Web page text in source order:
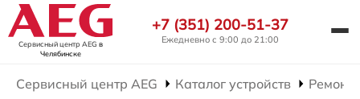
Сервисный центр AEG в
Челябинске
+7 (351) 200-51-37
Ежедневно с 9:00 до 21:00
Сервисный центр AEG Каталог устройств Ремонт